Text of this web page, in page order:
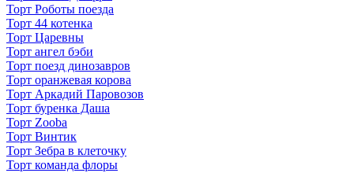
Торт Роботы поезда
Торт 44 котенка
Торт Царевны
Торт ангел бэби
Торт поезд динозавров
Торт оранжевая корова
Торт Аркадий Паровозов
Торт буренка Даша
Торт Zooba
Торт Винтик
Торт Зебра в клеточку
Торт команда флоры